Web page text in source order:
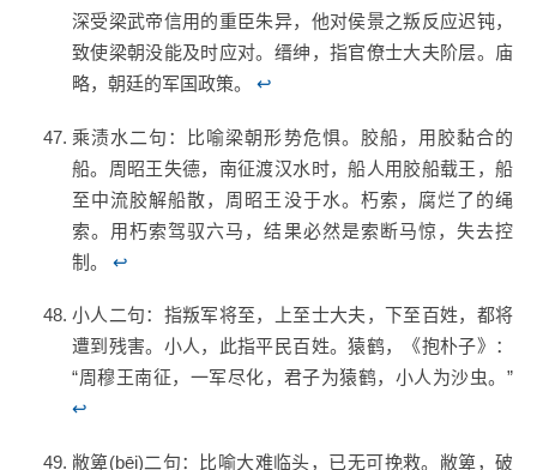
深受梁武帝信用的重臣朱异，他对侯景之叛反应迟钝，
致使梁朝没能及时应对。缙绅，指官僚士大夫阶层。庙
略，朝廷的军国政策。 ↩
乘渍水二句：比喻梁朝形势危惧。胶船，用胶黏合的
船。周昭王失德，南征渡汉水时，船人用胶船载王，船
至中流胶解船散，周昭王没于水。朽索，腐烂了的绳
索。用朽索驾驭六马，结果必然是索断马惊，失去控
制。 ↩
小人二句：指叛军将至，上至士大夫，下至百姓，都将
遭到残害。小人，此指平民百姓。猿鹤，《抱朴子》：
“周穆王南征，一军尽化，君子为猿鹤，小人为沙虫。”
↩
敝箄(bēi)二句：比喻大难临头，已无可挽救。敝箄，破